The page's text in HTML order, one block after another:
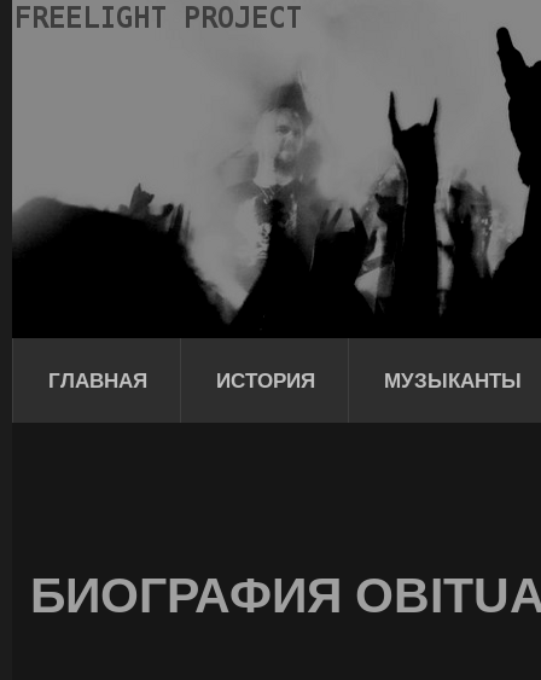
ГЛАВНАЯ ИСТОРИЯ МУЗЫКАНТЫ
БИОГРАФИЯ